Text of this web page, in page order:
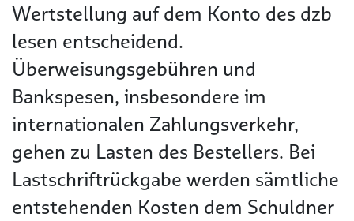
Wertstellung auf dem Konto des dzb
lesen entscheidend.
Überweisungsgebühren und
Bankspesen, insbesondere im
internationalen Zahlungsverkehr,
gehen zu Lasten des Bestellers. Bei
Lastschriftrückgabe werden sämtliche
entstehenden Kosten dem Schuldner